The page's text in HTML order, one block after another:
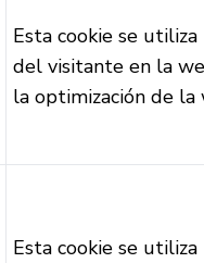
Esta cookie se
del visitante en la
la optimización de la
Esta cookie se